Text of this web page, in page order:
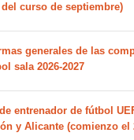
curso de septiembre)
generales de las
sala 2026-2027
entrenador de fútbol
y Alicante (comienzo el